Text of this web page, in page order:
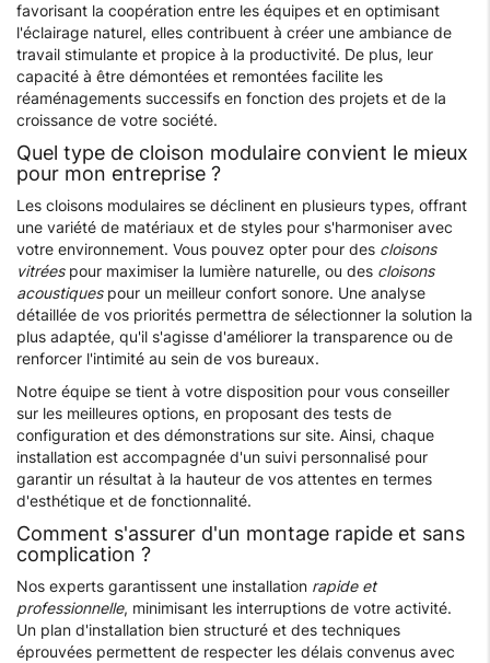
favorisant la coopération entre les équipes et en optimisant
l'éclairage naturel, elles contribuent à créer une ambiance de
travail stimulante et propice à la productivité. De plus, leur
capacité à être démontées et remontées facilite les
réaménagements successifs en fonction des projets et de la
croissance de votre société.
Quel type de cloison modulaire convient le mieux
pour mon entreprise ?
Les cloisons modulaires se déclinent en plusieurs types, offrant
une variété de matériaux et de styles pour s'harmoniser avec
votre environnement. Vous pouvez opter pour des cloisons
vitréespour maximiser la lumière naturelle, ou des cloisons
acoustiquespour un meilleur confort sonore. Une analyse
détaillée de vos priorités permettra de sélectionner la solution la
plus adaptée, qu'il s'agisse d'améliorer la transparence ou de
renforcer l'intimité au sein de vos bureaux.
Notre équipe se tient à votre disposition pour vous conseiller
sur les meilleures options, en proposant des tests de
configuration et des démonstrations sur site. Ainsi, chaque
installation est accompagnée d'un suivi personnalisé pour
garantir un résultat à la hauteur de vos attentes en termes
d'esthétique et de fonctionnalité.
Comment s'assurer d'un montage rapide et sans
complication ?
Nos experts garantissent une installation rapide et
professionnelle, minimisant les interruptions de votre activité.
Un plan d'installation bien structuré et des techniques
éprouvées permettent de respecter les délais convenus avec